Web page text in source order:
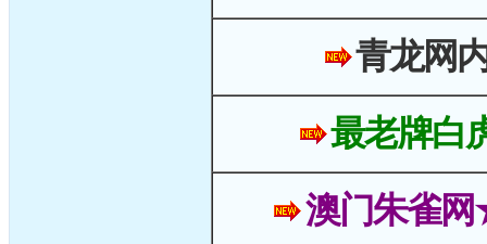
青龙网
最老牌白
澳门朱雀